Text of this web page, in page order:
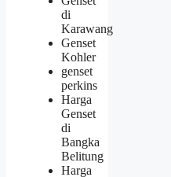
di
Karawang
Genset
Kohler
genset
perkins
Harga
Genset
di
Bangka
Belitung
Harga